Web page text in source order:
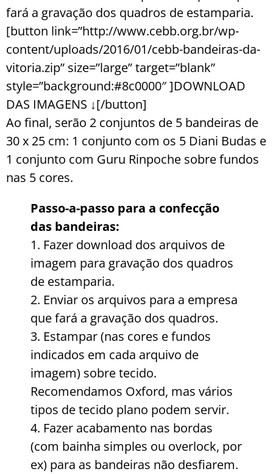
fará a gravação dos quadros de estamparia.
[button link=”http://www.cebb.org.br/wp-
content/uploads/2016/01/cebb-bandeiras-da-
vitoria.zip” size=”large” target=”blank”
style=”background:#8c0000″ ]DOWNLOAD
DAS IMAGENS ↓[/button]
Ao final, serão 2 conjuntos de 5 bandeiras de
30 x 25 cm: 1 conjunto com os 5 Diani Budas e
1 conjunto com Guru Rinpoche sobre fundos
nas 5 cores.
Passo-a-passo para a confecção
das bandeiras:
1. Fazer download dos arquivos de
imagem para gravação dos quadros
de estamparia.
2. Enviar os arquivos para a empresa
que fará a gravação dos quadros.
3. Estampar (nas cores e fundos
indicados em cada arquivo de
imagem) sobre tecido.
Recomendamos Oxford, mas vários
tipos de tecido plano podem servir.
4. Fazer acabamento nas bordas
(com bainha simples ou overlock, por
ex) para as bandeiras não desfiarem.